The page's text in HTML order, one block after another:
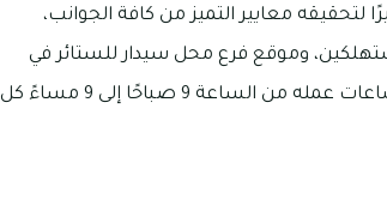
ميلادية، وحقق نجاحًا كبيرًا لتحقيقه معايير التميز من كافة الجوانب،
وموقع فرع محل سيدار للستائر في
الشارقة تحديدًا داخل برج البحيرة على شارع الكورنيش وله فر آخر، وتبدأ ساعات عمله من الساعة 9 صباحًا إلى 9 مساءً كل